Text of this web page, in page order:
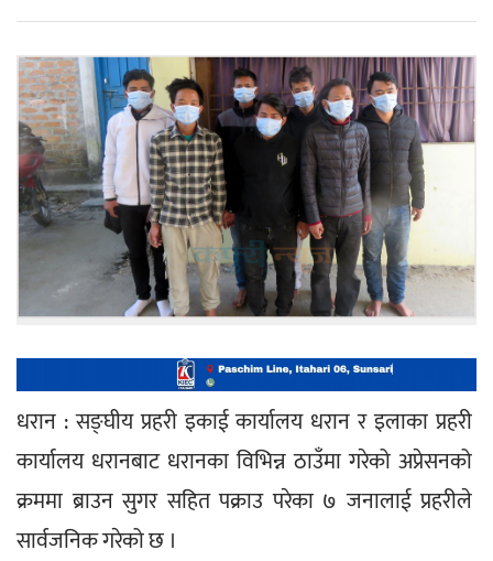
धरान : सङ्घीय प्रहरी इकाई कार्यालय धरान र इलाका प्रहरी
कार्यालय धरानबाट धरानका विभिन्न ठाउँमा गरेको अप्रेसनको
क्रममा ब्राउन सुगर सहित पक्राउ परेका ७ जनालाई प्रहरीले
सार्वजनिक गरेको छ ।